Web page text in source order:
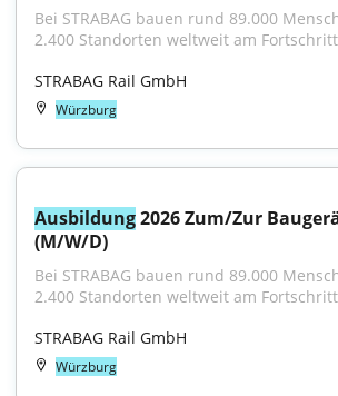
Bei STRABAG bauen rund 89.000
2.400 Standorten weltweit am
STRABAG Rail GmbH
Würzburg
Ausbildung 2026 Zum/Zur
(M/W/D)
Bei STRABAG bauen rund 89.000
2.400 Standorten weltweit am
STRABAG Rail GmbH
Würzburg